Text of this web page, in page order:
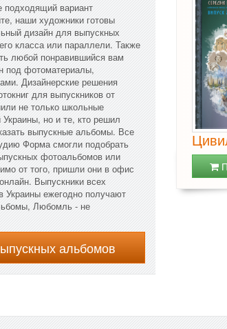
подходящий вариант
наши художники готовы
дизайн для выпускных
класса или параллели. Также
любой понравившийся вам
под фотоматериалы,
Дизайнерские решения
для выпускников от
не только школьные
но и те, кто решил
выпускные альбомы. Все
Форма смогли подобрать
фотоальбомов или
от того, пришли они в офис
Выпускники всех
Украины ежегодно получают
Любомль - не
альбомов